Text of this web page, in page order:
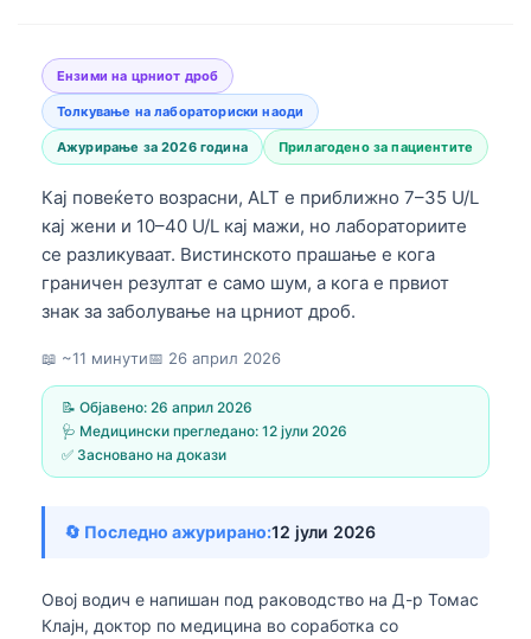
Ензими на црниот дроб
Толкување на лабораториски наоди
Ажурирање за 2026 година Прилагодено за пациентите
Кај повеќето возрасни, ALT е приближно 7–35 U/L
кај жени и 10–40 U/L кај мажи, но лабораториите
се разликуваат. Вистинското прашање е кога
граничен резултат е само шум, а кога е првиот
знак за заболување на црниот дроб.
📖 ~11 минути📅 26 април 2026
📝 Објавено: 26 април 2026
🩺 Медицински прегледано: 12 јули 2026
✅ Засновано на докази
🔄 Последно ажурирано:12 јули 2026
Овој водич е напишан под раководство на Д-р Томас
Клајн, доктор по медицина во соработка со